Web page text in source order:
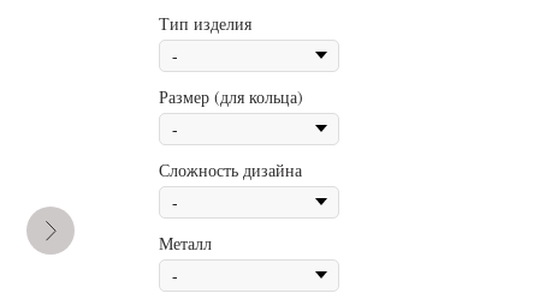
Тип изделия
Размер (для кольца)
Сложность дизайна
Металл